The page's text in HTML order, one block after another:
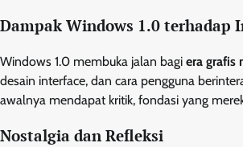
Dampak Windows 1.0 terhadap
Windows 1.0 membuka jalan bagi era grafis
desain interface, dan cara pengguna
awalnya mendapat kritik, fondasi yang
Nostalgia dan Refleksi